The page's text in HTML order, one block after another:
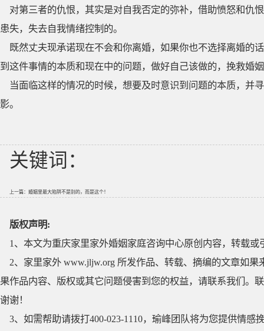
对第三者的仇恨，其实是对自我否定的弥补，借助愤怒和仇
患失，失去自我情绪控制的。
既然丈夫现承诺现在不会和你离婚，如果你也不选择离婚的
到这件事情的本质和现在中的问题，做好自己该做的，挽救婚
当面临这样的情况的时候，想要及时意识到问题的本质，并
影。
关键词：
上一篇： 婚姻里最大陷阱不是别的，而是这个！
版权声明:
1、本文为重庆家里家外婚姻家庭咨询中心原创内容，转载
2、家里家外 www.jljw.org 所发作品、转载、摘编的文章如
果作品内容、版权或其它问题侵害到您的权益，请联系我们。
谢谢！
3、如需帮助请拨打400-023-1110，瑜峰团队将为您提供情